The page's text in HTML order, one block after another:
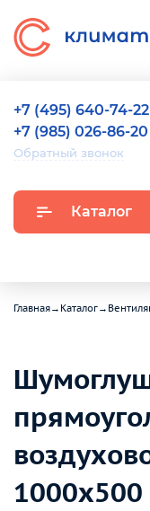
+7 (495) 640-74-22
+7 (985) 026-86-20
Обратный звонок
Каталог
Главная→ Каталог→
1000x500